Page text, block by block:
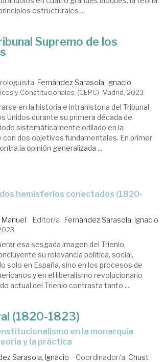
estructurales ...
Supremo de los
Fernández Sarasola, Ignacio
y Constitucionales. (CEPC). Madrid, 2023
en la historia e intrahistoria del Tribunal
Unidos durante su primera década de
sistemáticamente orillado en la
con dos objetivos fundamentales. En primer
la opinión generalizada ...
Editor/a . Fernández Sarasola, Ignacio
esa sesgada imagen del Trienio,
su relevancia política, social,
solo en España, sino en los procesos de
y en el liberalismo revolucionario
actual del Trienio contrasta tanto ...
(1820-1823)
y la práctica
Sarasola, Ignacio Coordinador/a. Chust